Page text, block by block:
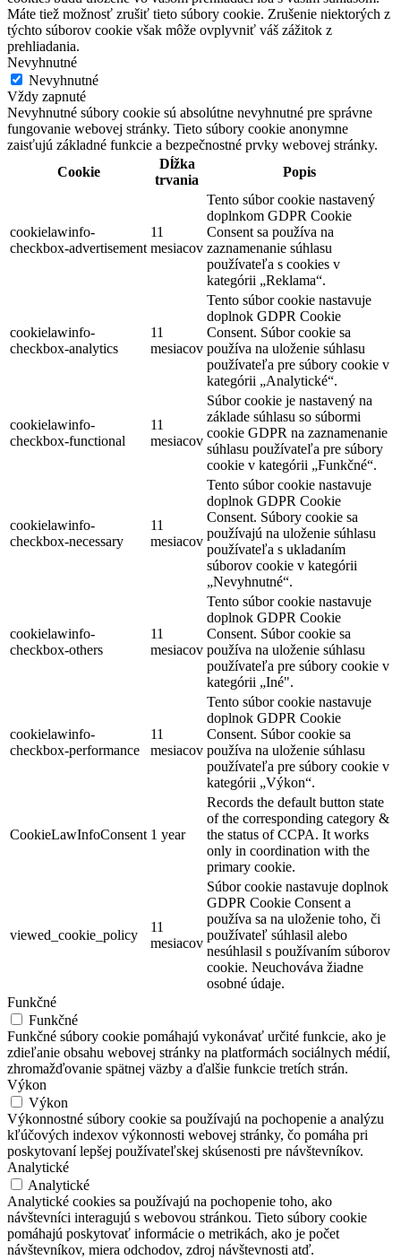
Máte tiež možnosť zrušiť tieto súbory cookie. Zrušenie niektorých z
týchto súborov cookie však môže ovplyvniť váš zážitok z
prehliadania.
Nevyhnutné
Nevyhnutné
Vždy zapnuté
Nevyhnutné súbory cookie sú absolútne nevyhnutné pre správne
fungovanie webovej stránky. Tieto súbory cookie anonymne
zaisťujú základné funkcie a bezpečnostné prvky webovej stránky.
Cookie
Dĺžka
trvania
Popis
cookielawinfo-
checkbox-advertisement
11
mesiacov
Tento súbor cookie nastavený
doplnkom GDPR Cookie
Consent sa používa na
zaznamenanie súhlasu
používateľa s cookies v
kategórii „Reklama“.
cookielawinfo-
checkbox-analytics
11
mesiacov
Tento súbor cookie nastavuje
doplnok GDPR Cookie
Consent. Súbor cookie sa
používa na uloženie súhlasu
používateľa pre súbory cookie v
kategórii „Analytické“.
cookielawinfo-
checkbox-functional
11
mesiacov
Súbor cookie je nastavený na
základe súhlasu so súbormi
cookie GDPR na zaznamenanie
súhlasu používateľa pre súbory
cookie v kategórii „Funkčné“.
cookielawinfo-
checkbox-necessary
11
mesiacov
Tento súbor cookie nastavuje
doplnok GDPR Cookie
Consent. Súbory cookie sa
používajú na uloženie súhlasu
používateľa s ukladaním
súborov cookie v kategórii
„Nevyhnutné“.
cookielawinfo-
checkbox-others
11
mesiacov
Tento súbor cookie nastavuje
doplnok GDPR Cookie
Consent. Súbor cookie sa
používa na uloženie súhlasu
používateľa pre súbory cookie v
kategórii „Iné".
cookielawinfo-
checkbox-performance
11
mesiacov
Tento súbor cookie nastavuje
doplnok GDPR Cookie
Consent. Súbor cookie sa
používa na uloženie súhlasu
používateľa pre súbory cookie v
kategórii „Výkon“.
CookieLawInfoConsent 1 year
Records the default button state
of the corresponding category &
the status of CCPA. It works
only in coordination with the
primary cookie.
viewed_cookie_policy
11
mesiacov
Súbor cookie nastavuje doplnok
GDPR Cookie Consent a
používa sa na uloženie toho, či
používateľ súhlasil alebo
nesúhlasil s používaním súborov
cookie. Neuchováva žiadne
osobné údaje.
Funkčné
Funkčné
Funkčné súbory cookie pomáhajú vykonávať určité funkcie, ako je
zdieľanie obsahu webovej stránky na platformách sociálnych médií,
zhromažďovanie spätnej väzby a ďalšie funkcie tretích strán.
Výkon
Výkon
Výkonnostné súbory cookie sa používajú na pochopenie a analýzu
kľúčových indexov výkonnosti webovej stránky, čo pomáha pri
poskytovaní lepšej používateľskej skúsenosti pre návštevníkov.
Analytické
Analytické
Analytické cookies sa používajú na pochopenie toho, ako
návštevníci interagujú s webovou stránkou. Tieto súbory cookie
pomáhajú poskytovať informácie o metrikách, ako je počet
návštevníkov, miera odchodov, zdroj návštevnosti atď.